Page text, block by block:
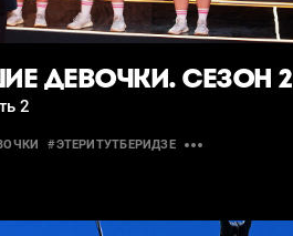
ДЕВОЧКИ. СЕЗОН 2
2
#ЭТЕРИТУТБЕРИДЗЕ